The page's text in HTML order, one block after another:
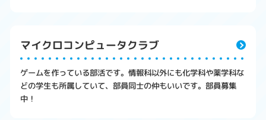
マイクロコンピュータクラブ
ゲームを作っている部活です。情報科以外にも化学科や薬学科な
どの学生も所属していて、部員同士の仲もいいです。部員募集
中！